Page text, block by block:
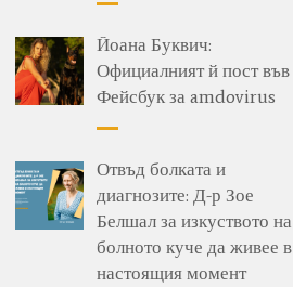
Йоана Буквич:
Официалният й пост във
Фейсбук за amdovirus
Отвъд болката и
диагнозите: Д-р Зое
Белшал за изкуството на
болното куче да живее в
настоящия момент